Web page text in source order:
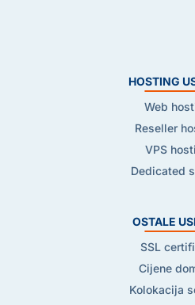
HOSTING
Web
Reseller
VPS
Dedicated
OSTALE
SSL
Cijene
Kolokacija